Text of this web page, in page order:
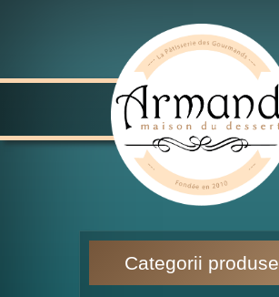
Categorii produse